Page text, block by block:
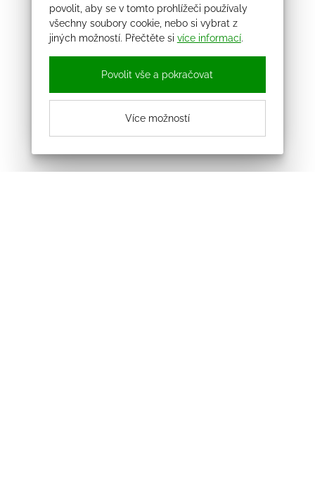
povolit, aby se v tomto prohlížeči používaly
všechny soubory cookie, nebo si vybrat z
jiných možností. Přečtěte si více informací.
Povolit vše a pokračovat
Více možností